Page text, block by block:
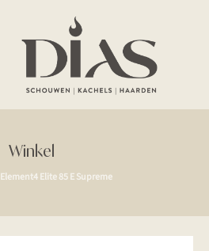
Winkel
Element4 Elite 85 E Supreme